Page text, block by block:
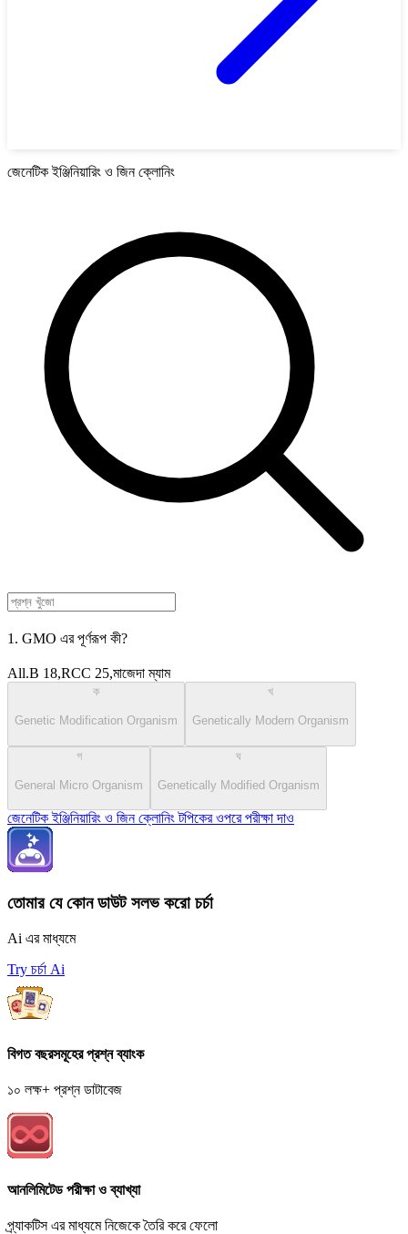
জেনেটিক ইঞ্জিনিয়ারিং ও জিন ক্লোনিং
1. GMO এর পূর্ণরূপ কী?
All.B 18,RCC 25,মাজেদা ম্যাম
ক
Genetic Modification Organism
খ
Genetically Modern Organism
গ
General Micro Organism
ঘ
Genetically Modified Organism
জেনেটিক ইঞ্জিনিয়ারিং ও জিন ক্লোনিং টপিকের ওপরে পরীক্ষা দাও
তোমার যে কোন ডাউট সলভ করো চর্চা
Ai এর মাধ্যমে
Try চর্চা Ai
বিগত বছরসমূহের প্রশ্ন ব্যাংক
১০ লক্ষ+ প্রশ্ন ডাটাবেজ
আনলিমিটেড পরীক্ষা ও ব্যাখ্যা
প্র্যাকটিস এর মাধ্যমে নিজেকে তৈরি করে ফেলো